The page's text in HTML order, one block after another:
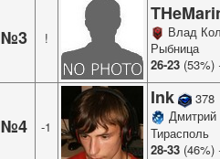
№3 !
Влад
Рыбница
26-23 (53%)
№4 -1
Ink
378
Дмитрий
Тирасполь
28-33 (46%)